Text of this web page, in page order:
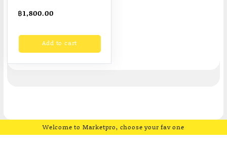
฿1,800.00
Add to cart
Welcome to Marketpro, choose your fav one